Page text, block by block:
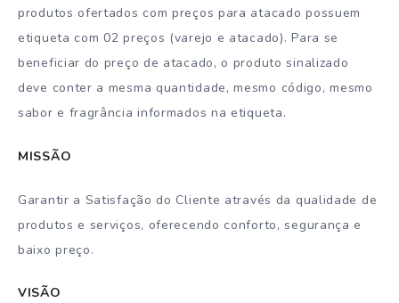
produtos ofertados com preços para atacado possuem
etiqueta com 02 preços (varejo e atacado). Para se
beneficiar do preço de atacado, o produto sinalizado
deve conter a mesma quantidade, mesmo código, mesmo
sabor e fragrância informados na etiqueta.
MISSÃO
Garantir a Satisfação do Cliente através da qualidade de
produtos e serviços, oferecendo conforto, segurança e
baixo preço.
VISÃO